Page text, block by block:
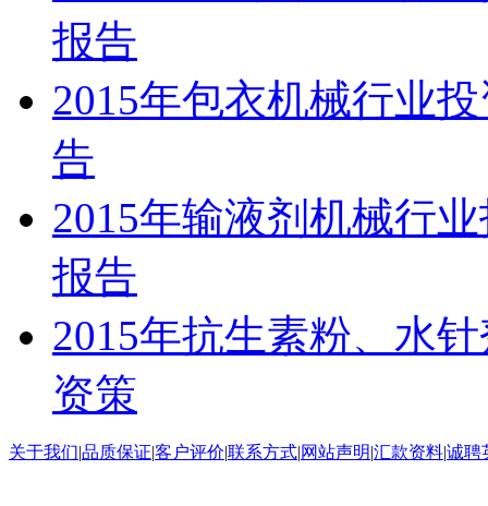
报告
2015年包衣机械行业
告
2015年输液剂机械行
报告
2015年抗生素粉、水
资策
关于我们|品质保证|客户评价|联系方式|网站声明|汇款资料|诚聘